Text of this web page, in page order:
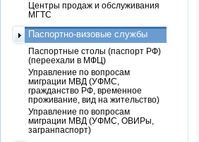
Центры продаж и обслуживания
МГТС
Паспортно-визовые службы
Паспортные столы (паспорт РФ)
(переехали в МФЦ)
Управление по вопросам
миграции МВД (УФМС,
гражданство РФ, временное
проживание, вид на жительство)
Управление по вопросам
миграции МВД (УФМС, ОВИРы,
загранпаспорт)